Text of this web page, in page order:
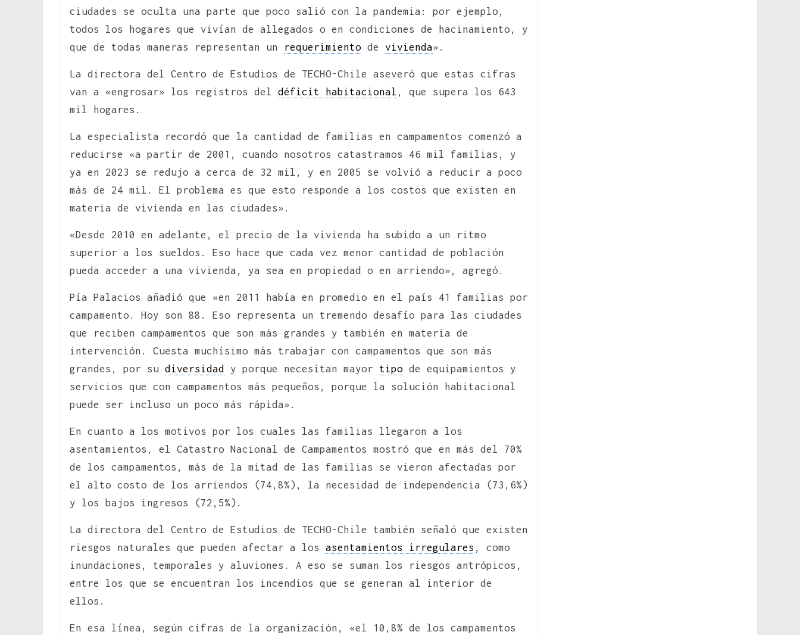
ciudades se oculta una parte que poco salió con la pandemia: por ejemplo,
todos los hogares que vivían de allegados o en condiciones de hacinamiento, y
que de todas maneras representan un requerimiento de vivienda».
La directora del Centro de Estudios de TECHO-Chile aseveró que estas cifras
van a «engrosar» los registros del déficit habitacional , que supera los 643
mil hogares.
La especialista recordó que la cantidad de familias en campamentos comenzó a
reducirse «a partir de 2001, cuando nosotros catastramos 46 mil familias, y
ya en 2023 se redujo a cerca de 32 mil, y en 2005 se volvió a reducir a poco
más de 24 mil. El problema es que esto responde a los costos que existen en
materia de vivienda en las ciudades».
«Desde 2010 en adelante, el precio de la vivienda ha subido a un ritmo
superior a los sueldos. Eso hace que cada vez menor cantidad de población
pueda acceder a una vivienda, ya sea en propiedad o en arriendo», agregó.
Pía Palacios añadió que «en 2011 había en promedio en el país 41 familias por
campamento. Hoy son 88. Eso representa un tremendo desafío para las ciudades
que reciben campamentos que son más grandes y también en materia de
intervención. Cuesta muchísimo más trabajar con campamentos que son más
grandes, por su diversidad y porque necesitan mayor tipo de equipamientos y
servicios que con campamentos más pequeños, porque la solución habitacional
puede ser incluso un poco más rápida».
En cuanto a los motivos por los cuales las familias llegaron a los
asentamientos, el Catastro Nacional de Campamentos mostró que en más del 70%
de los campamentos, más de la mitad de las familias se vieron afectadas por
el alto costo de los arriendos (74,8%), la necesidad de independencia (73,6%)
y los bajos ingresos (72,5%).
La directora del Centro de Estudios de TECHO-Chile también señaló que existen
riesgos naturales que pueden afectar a los asentamientos irregulares , como
inundaciones, temporales y aluviones. A eso se suman los riesgos antrópicos,
entre los que se encuentran los incendios que se generan al interior de
ellos.
En esa línea, según cifras de la organización, «el 10,8% de los campamentos